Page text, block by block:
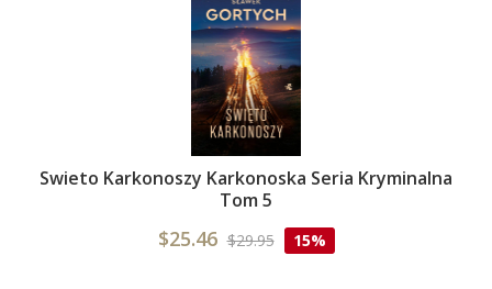
Swieto Karkonoszy Karkonoska Seria Kryminalna
Tom 5
$25.46 $29.95 15%